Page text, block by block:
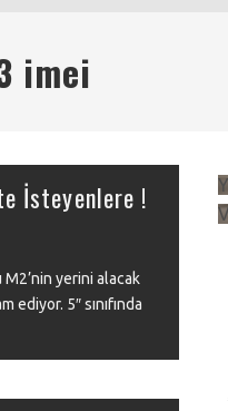
imei
İsteyenlere !
yerini alacak
ediyor. 5″ sınıfında